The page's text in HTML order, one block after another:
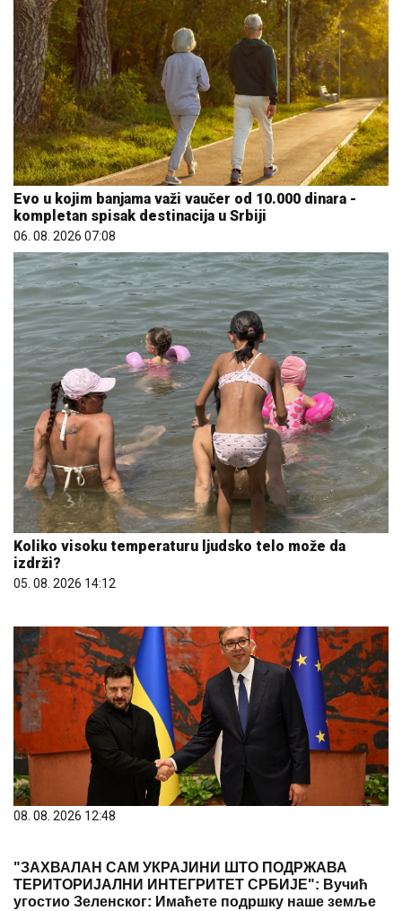
Evo u kojim banjama važi vaučer od 10.000 dinara -
kompletan spisak destinacija u Srbiji
06. 08. 2026 07:08
Koliko visoku temperaturu ljudsko telo može da
izdrži?
05. 08. 2026 14:12
08. 08. 2026 12:48
"ЗАХВАЛАН САМ УКРАЈИНИ ШТО ПОДРЖАВА
ТЕРИТОРИЈАЛНИ ИНТЕГРИТЕТ СРБИЈЕ": Вучић
угостио Зеленског: Имаћете подршку наше земље